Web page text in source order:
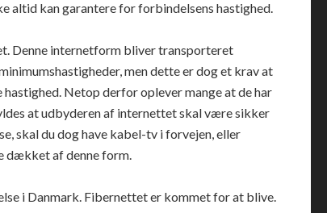
altid kan garantere for forbindelsens hastighed.
Denne internetform bliver transporteret
men dette er dog et krav at
Netop derfor oplever mange at de har
at udbyderen af internettet skal være sikker
skal du dog have kabel-tv i forvejen, eller
dækket af denne form.
i Danmark. Fibernettet er kommet for at blive.